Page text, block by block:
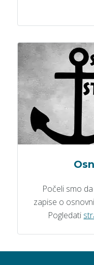
Počeli smo
zapise o
Pogledati